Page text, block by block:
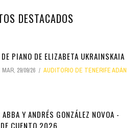
DESTACADOS
PIANO DE ELIZABETA UKRAINSKAIA
MAR, 29/09/26
AUDITORIO DE TENERIFE ADÁN
ABBA Y ANDRÉS GONZÁLEZ NOVOA -
CUENTO 2026